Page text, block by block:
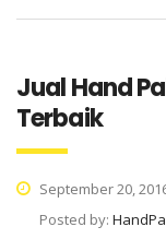
Jual Hand
Terbaik
September 20,
Posted by: